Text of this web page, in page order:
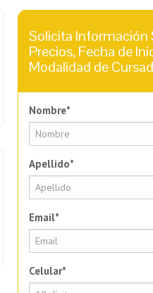
Solicita Información
Precios, Fecha de
Modalidad de
Nombre*
Apellido*
Email*
Celular*